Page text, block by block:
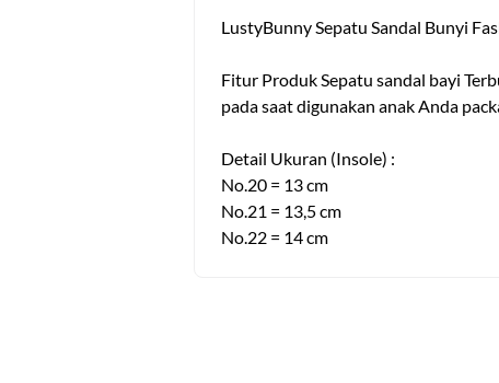
LustyBunny Sepatu Sandal Bunyi
Fitur Produk Sepatu sandal bayi
pada saat digunakan anak Anda
Detail Ukuran (Insole) :
No.20 = 13 cm
No.21 = 13,5 cm
No.22 = 14 cm